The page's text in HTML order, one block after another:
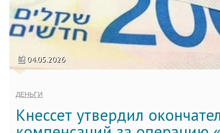
04.05.2026
ДЕНЬГИ
Кнессет утвердил